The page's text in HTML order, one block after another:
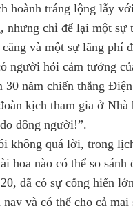
hoành tráng lộng lẫy
nhưng chỉ để lại một sự
và một sự lãng phí
người hỏi cảm tưởng
năm chiến thắng
kịch tham gia ở
đông người!”.
không quá lời, trong
hoa nào có thể so
đã có sự cống hiến
và có thể cho cả mai